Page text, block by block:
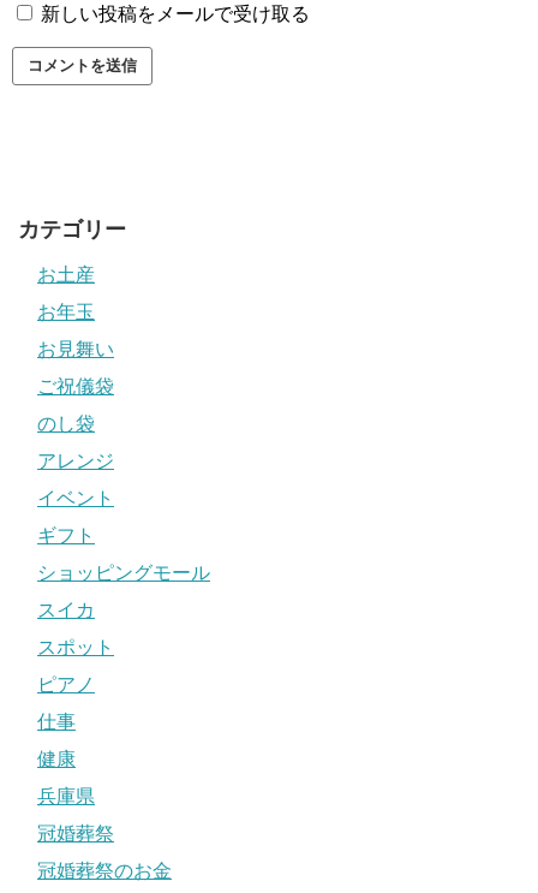
新しい投稿をメールで受け取る
カテゴリー
お土産
お年玉
お見舞い
ご祝儀袋
のし袋
アレンジ
イベント
ギフト
ショッピングモール
スイカ
スポット
ピアノ
仕事
健康
兵庫県
冠婚葬祭
冠婚葬祭のお金